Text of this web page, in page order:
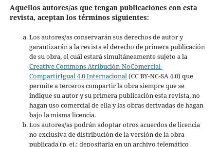
Aquellos autores/as que tengan publicaciones con esta
revista, aceptan los términos siguientes:
Los autores/as conservarán sus derechos de autor y
garantizarán a la revista el derecho de primera publicación
de su obra, el cuál estará simultáneamente sujeto a la
Creative Commons Atribución-NoComercial-
CompartirIgual 4.0 Internacional(CC BY-NC-SA 4.0) que
permite a terceros compartir la obra siempre que se
indique su autor y su primera publicación esta revista, no
hagan uso comercial de ella y las obras derivadas de hagan
bajo la misma licencia.
Los autores/as podrán adoptar otros acuerdos de licencia
no exclusiva de distribución de la versión de la obra
publicada (p. ej.: depositarla en un archivo telemático